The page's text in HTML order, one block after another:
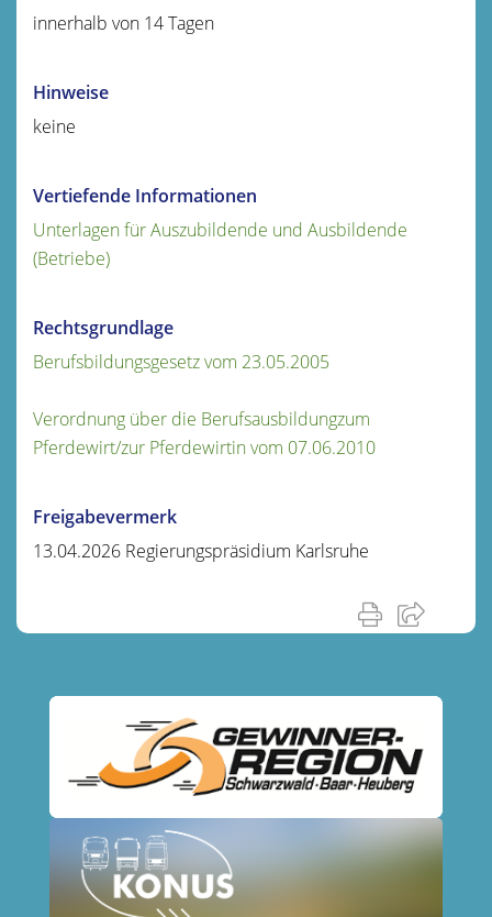
innerhalb von 14 Tagen
Hinweise
keine
Vertiefende Informationen
Unterlagen für Auszubildende und Ausbildende
(Betriebe)
Rechtsgrundlage
Berufsbildungsgesetz vom 23.05.2005
Verordnung über die Berufsausbildungzum
Pferdewirt/zur Pferdewirtin vom 07.06.2010
Freigabevermerk
13.04.2026 Regierungspräsidium Karlsruhe